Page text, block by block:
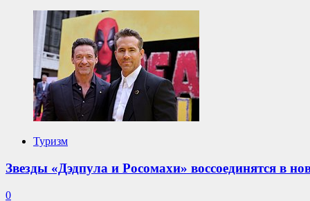
Туризм
Звезды «Дэдпула и Росомахи» воссоединятся в
0